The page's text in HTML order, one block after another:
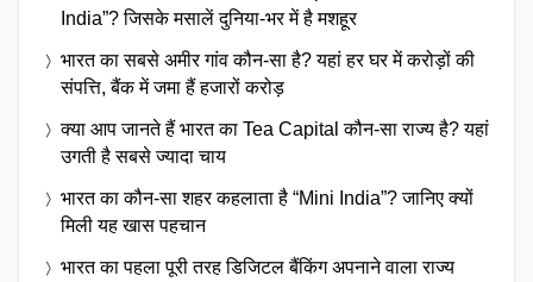
India”? जिसके मसालें दुनिया-भर में है मशहूर
भारत का सबसे अमीर गांव कौन-सा है? यहां हर घर में करोड़ों की
संपत्ति, बैंक में जमा हैं हजारों करोड़
क्या आप जानते हैं भारत का Tea Capital कौन-सा राज्य है? यहां
उगती है सबसे ज्यादा चाय
भारत का कौन-सा शहर कहलाता है “Mini India”? जानिए क्यों
मिली यह खास पहचान
भारत का पहला पूरी तरह डिजिटल बैंकिंग अपनाने वाला राज्य